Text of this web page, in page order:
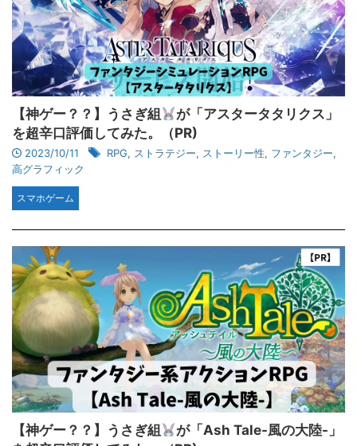
【神ゲー？？】うさぎ組
が「アスタータタリクス」
を超辛口評価してみた。（PR)
2023/10/11 RPG, ストラテジー, ストーリー性, ファンタジー,
高グラフィック
スマホゲーム
【神ゲー？？】うさぎ組
が「Ash Tale-風の大陸-」